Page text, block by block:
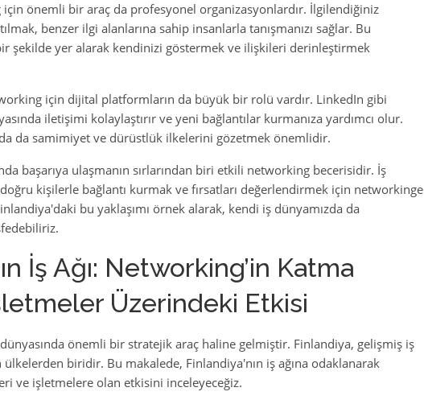
önemli bir araç da profesyonel organizasyonlardır. İlgilendiğiniz
benzer ilgi alanlarına sahip insanlarla tanışmanızı sağlar. Bu
şekilde yer alarak kendinizi göstermek ve ilişkileri derinleştirmek
için dijital platformların da büyük bir rolü vardır. LinkedIn gibi
iletişimi kolaylaştırır ve yeni bağlantılar kurmanıza yardımcı olur.
da samimiyet ve dürüstlük ilkelerini gözetmek önemlidir.
başarıya ulaşmanın sırlarından biri etkili networking becerisidir. İş
kişilerle bağlantı kurmak ve fırsatları değerlendirmek için networkinge
bu yaklaşımı örnek alarak, kendi iş dünyamızda da
İş Ağı: Networking’in Katma
Üzerindeki Etkisi
önemli bir stratejik araç haline gelmiştir. Finlandiya, gelişmiş iş
ülkelerden biridir. Bu makalede, Finlandiya'nın iş ağına odaklanarak
ve işletmelere olan etkisini inceleyeceğiz.